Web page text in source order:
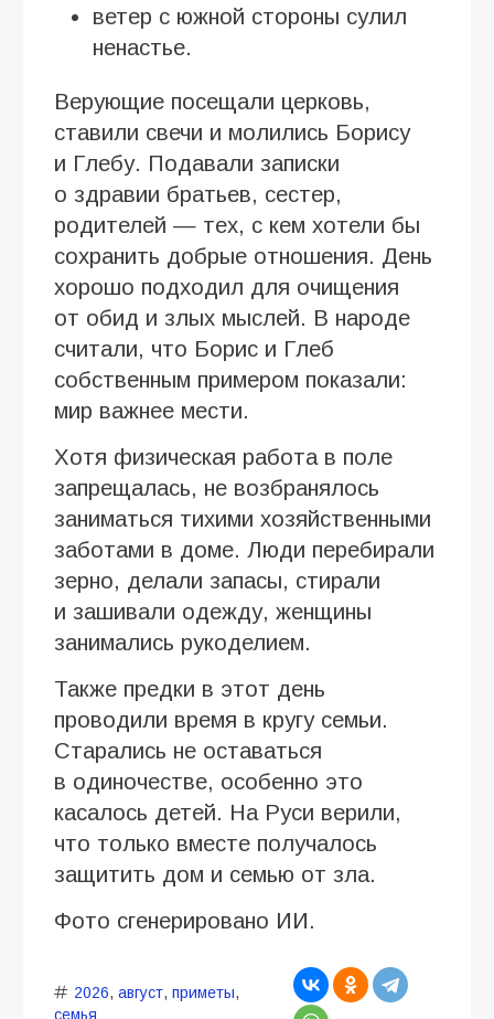
ветер с южной стороны сулил
ненастье.
Верующие посещали церковь,
ставили свечи и молились Борису
и Глебу. Подавали записки
о здравии братьев, сестер,
родителей — тех, с кем хотели бы
сохранить добрые отношения. День
хорошо подходил для очищения
от обид и злых мыслей. В народе
считали, что Борис и Глеб
собственным примером показали:
мир важнее мести.
Хотя физическая работа в поле
запрещалась, не возбранялось
заниматься тихими хозяйственными
заботами в доме. Люди перебирали
зерно, делали запасы, стирали
и зашивали одежду, женщины
занимались рукоделием.
Также предки в этот день
проводили время в кругу семьи.
Старались не оставаться
в одиночестве, особенно это
касалось детей. На Руси верили,
что только вместе получалось
защитить дом и семью от зла.
Фото сгенерировано ИИ.
2026, август, приметы,
семья